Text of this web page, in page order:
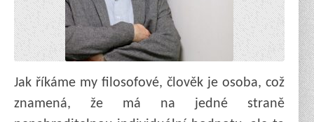
Jak říkáme my filosofové, člověk je osoba, což
znamená, že má na jedné straně